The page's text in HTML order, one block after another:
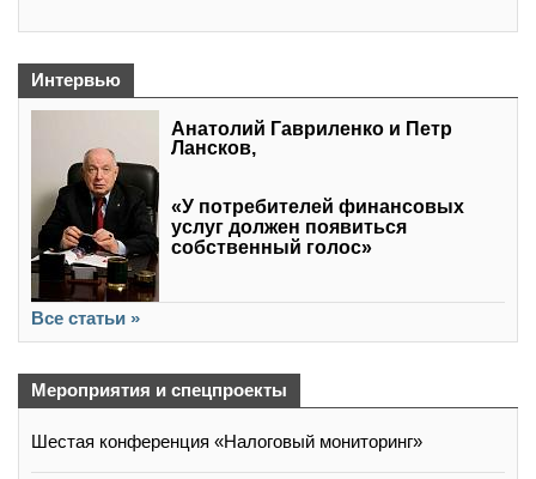
Интервью
Анатолий Гавриленко и Петр
Лансков,
«У потребителей финансовых
услуг должен появиться
собственный голос»
Все статьи »
Мероприятия и спецпроекты
Шестая конференция «Налоговый мониторинг»